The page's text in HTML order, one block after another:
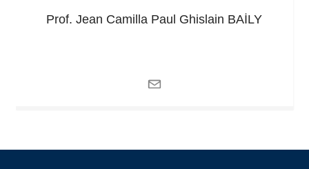
Prof. Jean Camilla Paul Ghislain BAİLY